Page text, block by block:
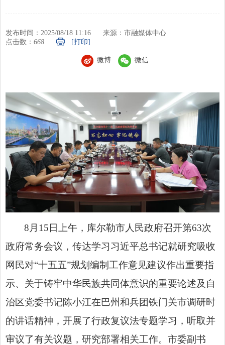
发布时间：2025/08/18 11:16
来源：市融媒体中心
点击数： 668 [打印]
微博 微信
8月15日上午，库尔勒市人民政府召开第63次
政府常务会议，传达学习习近平总书记就研究吸收
网民对“十五五”规划编制工作意见建议作出重要指
示、关于铸牢中华民族共同体意识的重要论述及自
治区党委书记陈小江在巴州和兵团铁门关市调研时
的讲话精神，开展了行政复议法专题学习，听取并
审议了有关议题，研究部署相关工作。市委副书